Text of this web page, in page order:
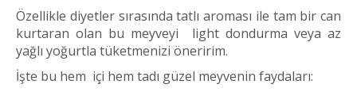
Özellikle diyetler sırasında tatlı aroması ile tam bir can
kurtaran olan bu meyveyi light dondurma veya az
yağlı yoğurtla tüketmenizi öneririm.
İşte bu hem içi hem tadı güzel meyvenin faydaları: